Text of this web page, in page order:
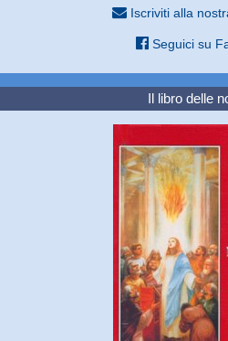
Iscriviti alla
Seguici su
Il libro delle